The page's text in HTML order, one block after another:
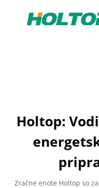
Holtop:
Zračne enote Holtop so